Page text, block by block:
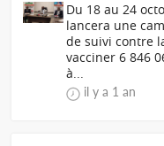
Du 18 au 24
lancera une
de suivi contre
vacciner 6 846
à...
il y a 1 an